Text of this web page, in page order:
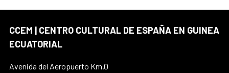
CCEM | CENTRO CULTURAL DE ESPAÑA EN GUINEA
ECUATORIAL
Avenida del Aeropuerto Km.0